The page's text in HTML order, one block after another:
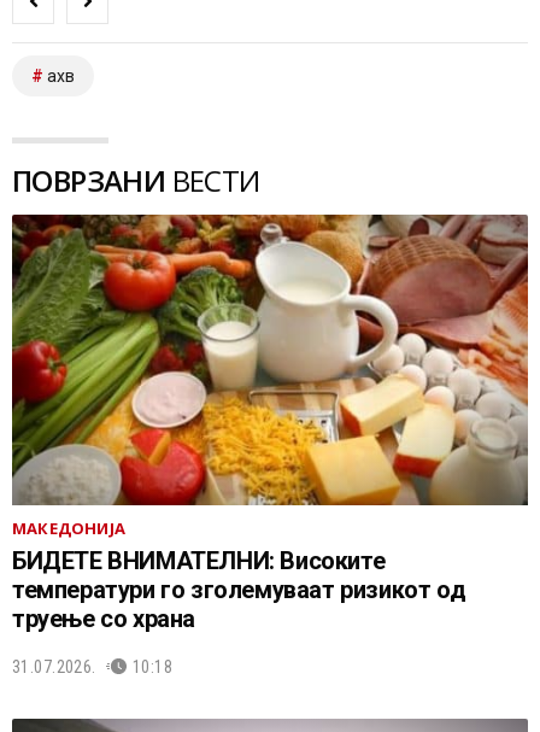
ахв
ПОВРЗАНИ ВЕСТИ
МАКЕДОНИЈА
БИДЕТЕ ВНИМАТЕЛНИ: Високите
температури го зголемуваат ризикот од
труење со храна
31.07.2026. 10:18